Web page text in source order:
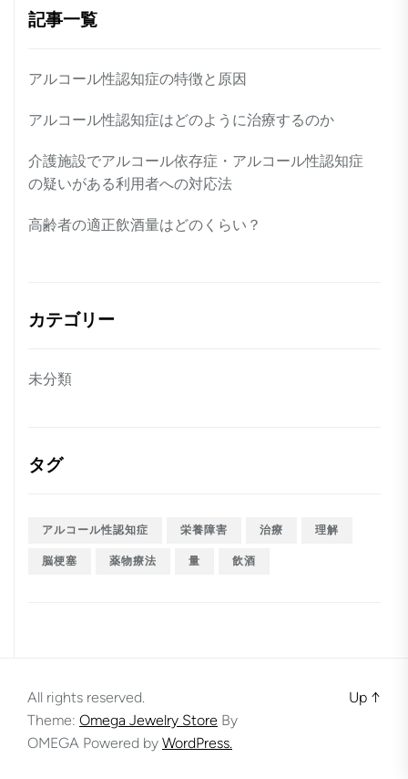
記事一覧
アルコール性認知症の特徴と原因
アルコール性認知症はどのように治療するのか
介護施設でアルコール依存症・アルコール性認知症
の疑いがある利用者への対応法
高齢者の適正飲酒量はどのくらい？
カテゴリー
未分類
タグ
アルコール性認知症 栄養障害 治療 理解
脳梗塞 薬物療法 量 飲酒
All rights reserved.
Theme: Omega Jewelry Store By
OMEGA Powered by WordPress.
Up ↑